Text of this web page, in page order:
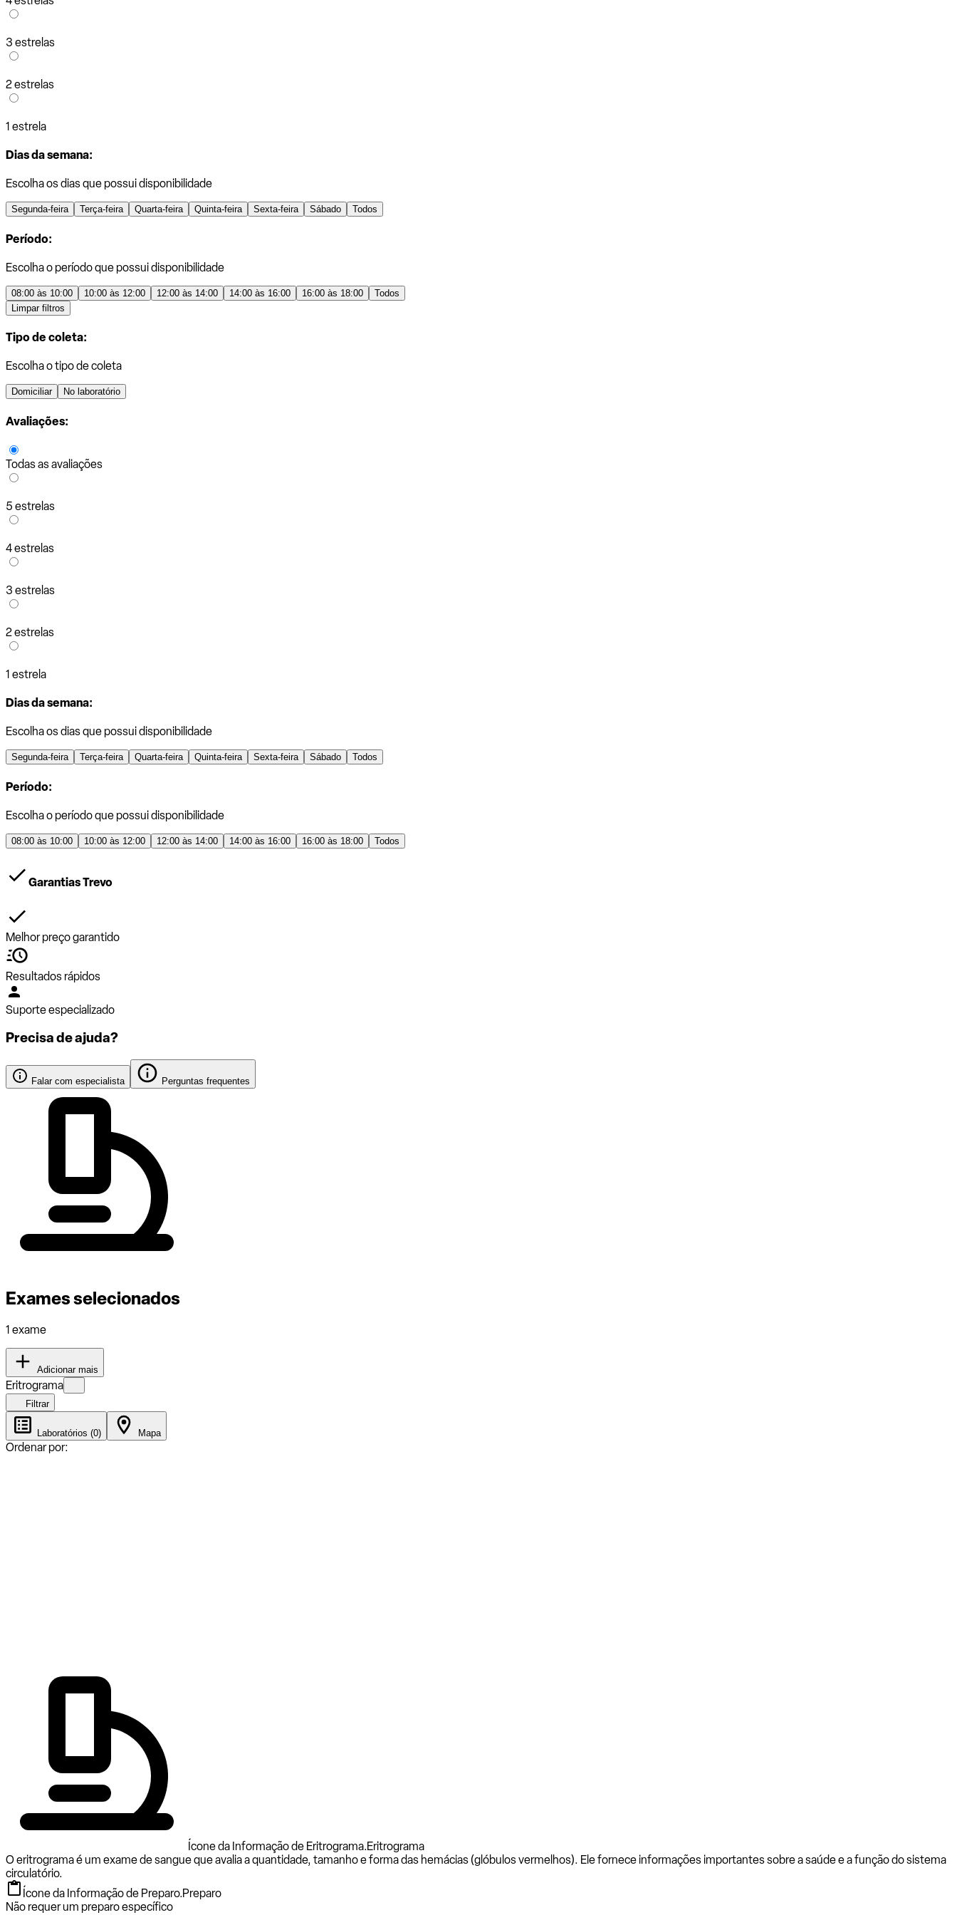
3 estrelas
2 estrelas
1 estrela
Dias da semana:
Escolha os dias que possui disponibilidade
Segunda-feira Terça-feira Quarta-feira Quinta-feira Sexta-feira Sábado Todos
Período:
Escolha o período que possui disponibilidade
08:00 às 10:00 10:00 às 12:00 12:00 às 14:00 14:00 às 16:00 16:00 às 18:00
Todos
Limpar filtros
Tipo de coleta:
Escolha o tipo de coleta
Domiciliar No laboratório
Avaliações:
Todas as avaliações
5 estrelas
4 estrelas
3 estrelas
2 estrelas
1 estrela
Dias da semana:
Escolha os dias que possui disponibilidade
Segunda-feira Terça-feira Quarta-feira Quinta-feira Sexta-feira Sábado Todos
Período:
Escolha o período que possui disponibilidade
08:00 às 10:00 10:00 às 12:00 12:00 às 14:00 14:00 às 16:00 16:00 às 18:00 Todos
Garantias Trevo
Melhor preço garantido
Resultados rápidos
Suporte especializado
Precisa de ajuda?
Falar com especialista Perguntas frequentes
Exames selecionados
1 exame
Adicionar mais
Eritrograma
Filtrar
Laboratórios (0) Mapa
Ordenar por:
Ícone da Informação de Eritrograma.Eritrograma
O eritrograma é um exame de sangue que avalia a quantidade, tamanho e forma das hemácias (glóbulos vermelhos). Ele fornece informações importantes sobre a saúde e a função do sistema
circulatório.
Ícone da Informação de Preparo.Preparo
Não requer um preparo específico